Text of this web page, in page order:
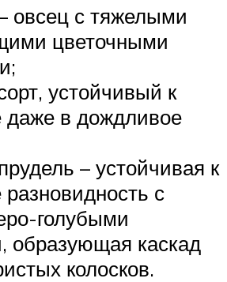
овсец с тяжелыми
цветочными
устойчивый к
даже в дождливое
– устойчивая к
с
голубыми
образующая каскад
колосков.